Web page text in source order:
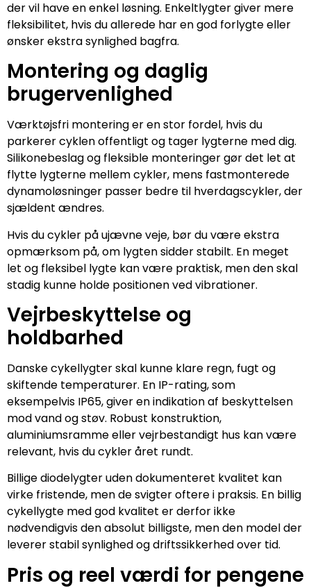
der vil have en enkel løsning. Enkeltlygter giver mere
fleksibilitet, hvis du allerede har en god forlygte eller
ønsker ekstra synlighed bagfra.
Montering og daglig
brugervenlighed
Værktøjsfri montering er en stor fordel, hvis du
parkerer cyklen offentligt og tager lygterne med dig.
Silikonebeslag og fleksible monteringer gør det let at
flytte lygterne mellem cykler, mens fastmonterede
dynamoløsninger passer bedre til hverdagscykler, der
sjældent ændres.
Hvis du cykler på ujævne veje, bør du være ekstra
opmærksom på, om lygten sidder stabilt. En meget
let og fleksibel lygte kan være praktisk, men den skal
stadig kunne holde positionen ved vibrationer.
Vejrbeskyttelse og
holdbarhed
Danske cykellygter skal kunne klare regn, fugt og
skiftende temperaturer. En IP-rating, som
eksempelvis IP65, giver en indikation af beskyttelsen
mod vand og støv. Robust konstruktion,
aluminiumsramme eller vejrbestandigt hus kan være
relevant, hvis du cykler året rundt.
Billige diodelygter uden dokumenteret kvalitet kan
virke fristende, men de svigter oftere i praksis. En billig
cykellygte med god kvalitet er derfor ikke
nødvendigvis den absolut billigste, men den model der
leverer stabil synlighed og driftssikkerhed over tid.
Pris og reel værdi for pengene